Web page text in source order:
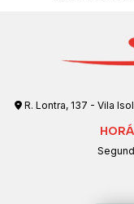
R. Lontra, 137 - Vila